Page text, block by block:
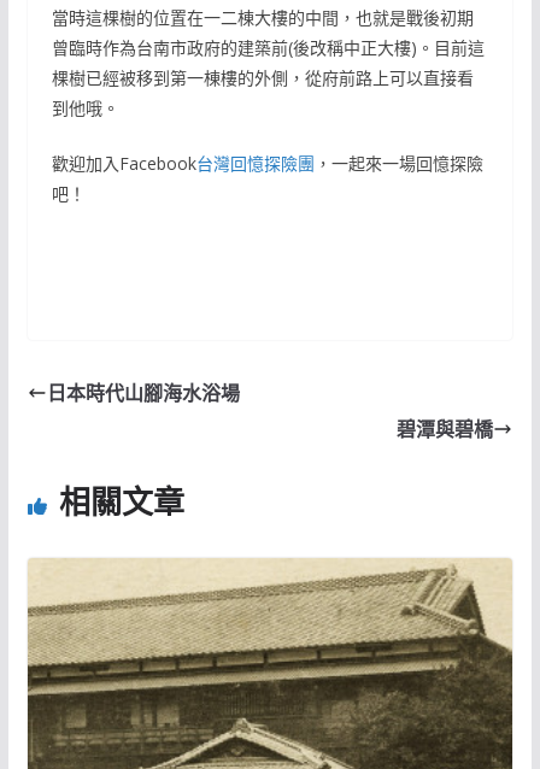
當時這棵樹的位置在一二棟大樓的中間，也就是戰後初期
曾臨時作為台南市政府的建築前(後改稱中正大樓)。目前這
棵樹已經被移到第一棟樓的外側，從府前路上可以直接看
到他哦。
歡迎加入Facebook台灣回憶探險團 ，一起來一場回憶探險
吧！
日本時代山腳海水浴場
碧潭與碧橋
相關文章